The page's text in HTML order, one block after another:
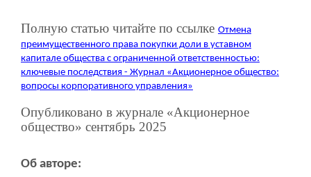
Полную статью читайте по ссылке Отмена
преимущественного права покупки доли в уставном
капитале общества с ограниченной ответственностью:
ключевые последствия - Журнал «Акционерное общество:
вопросы корпоративного управления»
Опубликовано в журнале «Акционерное
общество» сентябрь 2025
Об авторе: